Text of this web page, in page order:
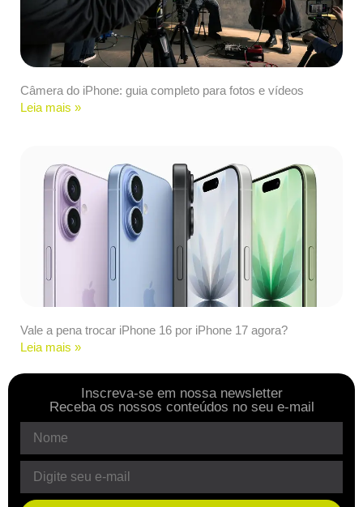
Câmera do iPhone: guia completo para fotos e vídeos
Leia mais »
Vale a pena trocar iPhone 16 por iPhone 17 agora?
Leia mais »
Inscreva-se em nossa newsletter
Receba os nossos conteúdos no seu e-mail